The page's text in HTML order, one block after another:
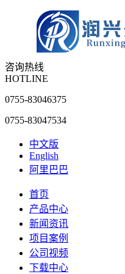
咨询热线
HOTLINE
0755-83046375
0755-83047534
中文版
English
阿里巴巴
首页
产品中心
新闻资讯
项目案例
公司视频
下载中心